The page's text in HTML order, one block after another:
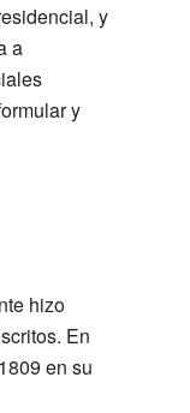
y
a
y
hizo
En
en su